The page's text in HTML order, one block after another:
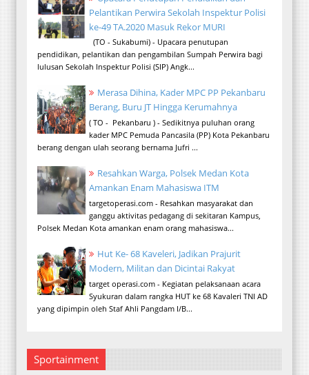
Pelantikan Perwira Sekolah Inspektur Polisi
ke-49 TA.2020 Masuk Rekor MURI
(TO - Sukabumi) - Upacara penutupan
pendidikan, pelantikan dan pengambilan Sumpah Perwira bagi
lulusan Sekolah Inspektur Polisi (SIP) Angk...
Merasa Dihina, Kader MPC PP Pekanbaru
Berang, Buru JT Hingga Kerumahnya
( TO - Pekanbaru ) - Sedikitnya puluhan orang
kader MPC Pemuda Pancasila (PP) Kota Pekanbaru
berang dengan ulah seorang bernama Jufri ...
Resahkan Warga, Polsek Medan Kota
Amankan Enam Mahasiswa ITM
targetoperasi.com - Resahkan masyarakat dan
ganggu aktivitas pedagang di sekitaran Kampus,
Polsek Medan Kota amankan enam orang mahasiswa...
Hut Ke- 68 Kaveleri, Jadikan Prajurit
Modern, Militan dan Dicintai Rakyat
target operasi.com - Kegiatan pelaksanaan acara
Syukuran dalam rangka HUT ke 68 Kavaleri TNI AD
yang dipimpin oleh Staf Ahli Pangdam I/B...
Sportainment